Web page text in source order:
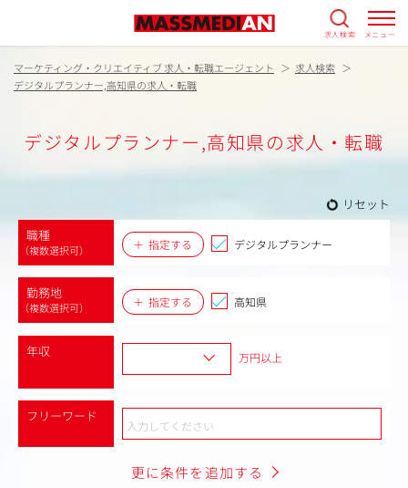
求人検索 メニュー
マーケティング・クリエイティブ 求人・転職エージェント
求人検索
デジタルプランナー,高知県の求人・転職
デジタルプランナー,高知県の求人・転職
リセット
職種
（複数選択可） 指定する デジタルプランナー
勤務地
（複数選択可） 指定する 高知県
年収 万円以上
フリーワード
更に条件を追加する